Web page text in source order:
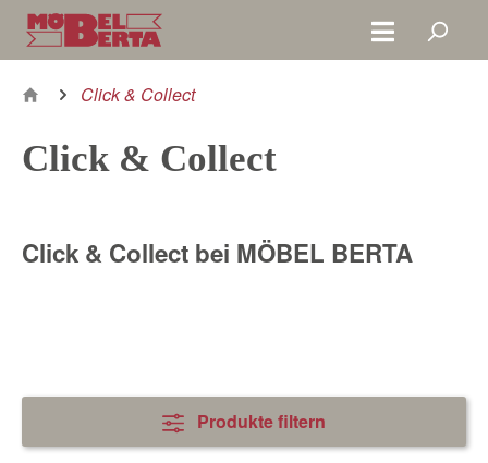
Zum Hauptinhalt springen
Click & Collect
Click & Collect
Click & Collect bei MÖBEL BERTA
Produkte filtern